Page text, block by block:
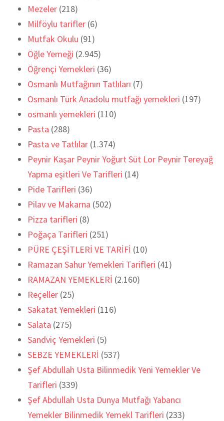
Mezeler (218)
Milföylu tarifler (6)
Mutfak Okulu (91)
Öğle Yemeği (2.945)
Öğrençi Yemekleri (36)
Osmanlı Mutfağının Tatlıları (7)
Osmanlı Türk Anadolu mutfağı yemekleri (197)
osmanlı yemekleri (110)
Pasta (288)
Pasta ve Tatlılar (1.374)
Peynir Kaşar Peynir Yoğurt Süt Lor Peynir Tereyağ
Yapma eşitleri Ve Tarifleri (14)
Pide Tarifleri (36)
Pilav ve Makarna (502)
Pizza tarifleri (8)
Poğaça Tarifleri (251)
PÜRE ÇEŞİTLERİ VE TARİFİ (10)
Ramazan Sahur Yemekleri Tarifleri (41)
RAMAZAN YEMEKLERİ (2.160)
Reçeller (25)
Sakatat Yemekleri (116)
Salata (275)
Sandviç Yemekleri (5)
SEBZE YEMEKLERİ (537)
Şef Abdullah Usta Bilinmedik Yeni Yemekler Ve
Tarifleri (339)
Şef Abdullah Usta Dunya Mutfağı Yabancı
Yemekler Bilinmedik Yemekl Tarifleri (233)